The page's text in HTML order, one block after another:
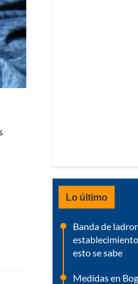
Lo último
Banda de
esto se sabe
Medidas en